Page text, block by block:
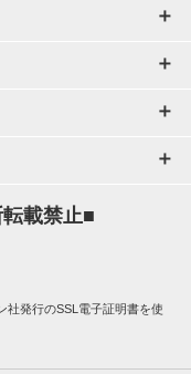
載禁止■
社発行のSSL電子証明書を使